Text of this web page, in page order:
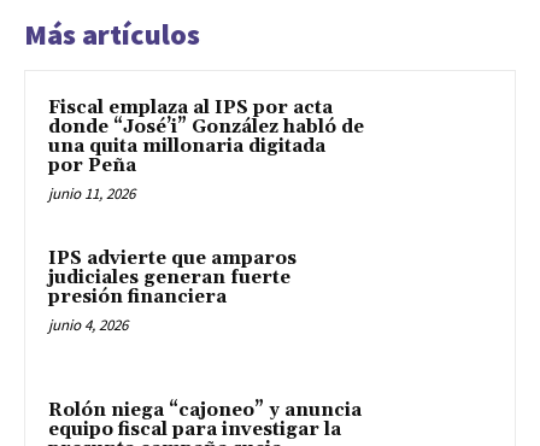
Más artículos
Fiscal emplaza al IPS por acta
donde “José’i” González habló de
una quita millonaria digitada
por Peña
junio 11, 2026
IPS advierte que amparos
judiciales generan fuerte
presión financiera
junio 4, 2026
Rolón niega “cajoneo” y anuncia
equipo fiscal para investigar la